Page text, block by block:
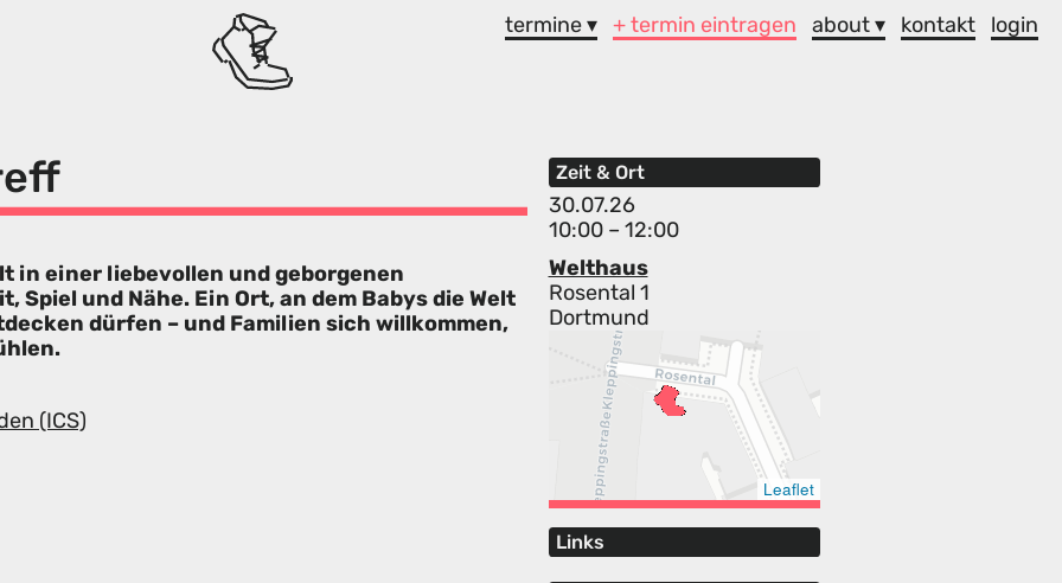
termine ▾ + termin eintragen about ▾ kontakt login
Zeit & Ort
30.07.26
10:00 – 12:00
Welthaus
Rosental 1
Dortmund
Leaflet
Links
in einer liebevollen und geborgenen
Spiel und Nähe. Ein Ort, an dem Babys die Welt
dürfen – und Familien sich willkommen,
(ICS)